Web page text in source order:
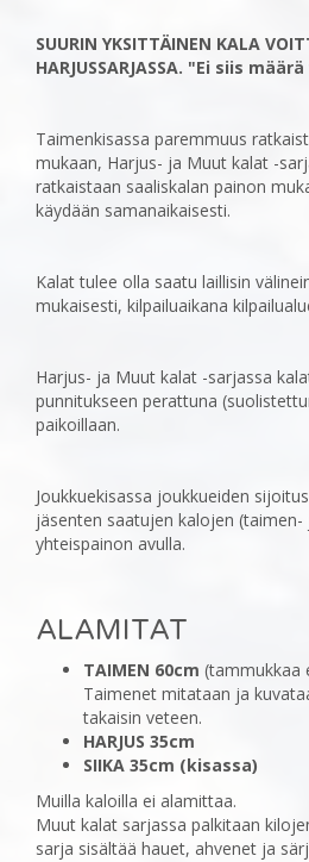
SUURIN YKSITTÄINEN KALA
HARJUSSARJASSA. "Ei siis
‎Taimenkisassa paremmuus
mukaan, Harjus- ja Muut kalat -
ratkaistaan saaliskalan painon
käydään samanaikaisesti.
Kalat tulee olla saatu laillisin
mukaisesti, kilpailuaikana
Harjus- ja Muut kalat -sarjassa
punnitukseen perattuna
paikoillaan.
Joukkuekisassa joukkueiden
jäsenten saatujen kalojen
yhteispainon avulla.
ALAMITAT
TAIMEN 60cm (tammukkaa
Taimenet mitataan ja
takaisin veteen.
HARJUS 35cm
SIIKA 35cm (kisassa)
Muilla kaloilla ei alamittaa.
Muut kalat sarjassa palkitaan
sarja sisältää hauet, ahvenet ja